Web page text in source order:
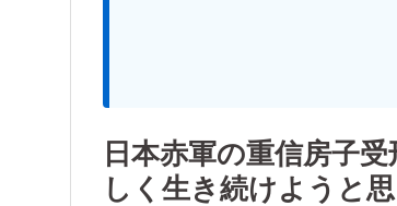
日本赤軍の重信房子
しく生き続けようと